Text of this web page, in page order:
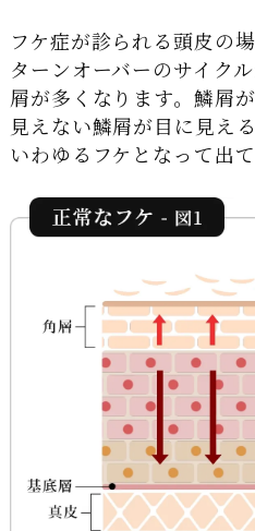
フケ症が診られる頭皮の
ターンオーバーのサイク
屑が多くなります。鱗屑
見えない鱗屑が目に見え
いわゆるフケとなって出